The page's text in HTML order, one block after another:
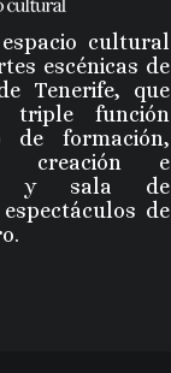
cultural
escénicas de
Tenerife, que
triple función
de formación,
creación e
y sala de
de